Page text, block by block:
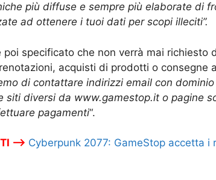
più diffuse e sempre più elaborate di
ad ottenere i tuoi dati per scopi illeciti”.
poi specificato che non verrà mai richiesto
acquisti di prodotti o consegne
di contattare indirizzi email con
siti diversi da www.gamestop.it o pagine
pagamenti“.
–> Cyberpunk 2077: GameStop accetta i